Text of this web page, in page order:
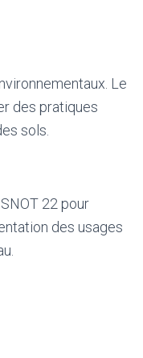
Le
des pratiques
sols.
22 pour
des usages